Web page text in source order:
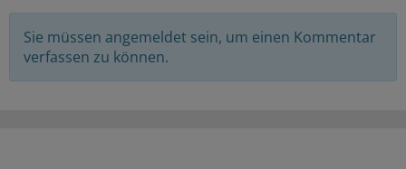
Sie müssen angemeldet sein, um einen Kommentar
verfassen zu können.